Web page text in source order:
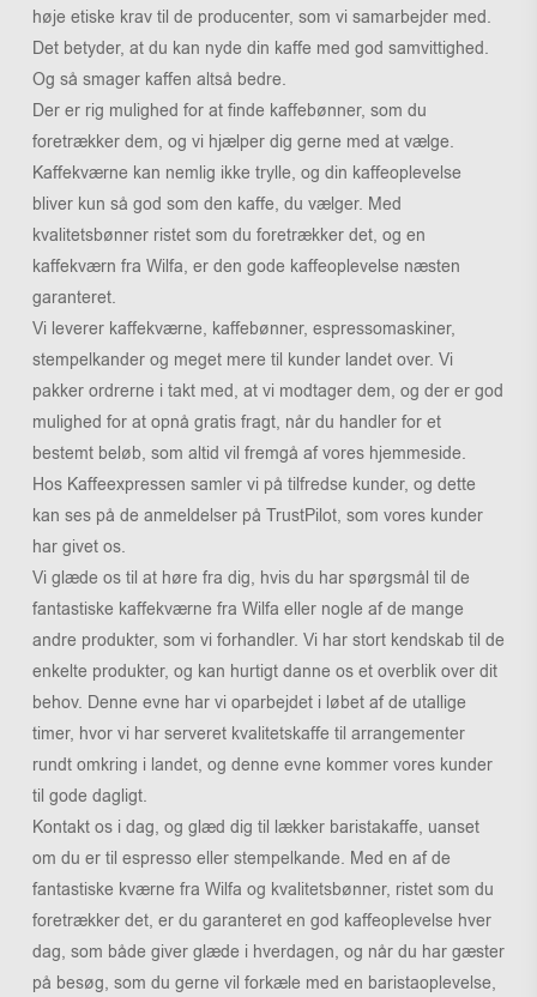
høje etiske krav til de producenter, som vi samarbejder med.
Det betyder, at du kan nyde din kaffe med god samvittighed.
Og så smager kaffen altså bedre.
Der er rig mulighed for at finde kaffebønner, som du
foretrækker dem, og vi hjælper dig gerne med at vælge.
Kaffekværne kan nemlig ikke trylle, og din kaffeoplevelse
bliver kun så god som den kaffe, du vælger. Med
kvalitetsbønner ristet som du foretrækker det, og en
kaffekværn fra Wilfa, er den gode kaffeoplevelse næsten
garanteret.
Vi leverer kaffekværne, kaffebønner, espressomaskiner,
stempelkander og meget mere til kunder landet over. Vi
pakker ordrerne i takt med, at vi modtager dem, og der er god
mulighed for at opnå gratis fragt, når du handler for et
bestemt beløb, som altid vil fremgå af vores hjemmeside.
Hos Kaffeexpressen samler vi på tilfredse kunder, og dette
kan ses på de anmeldelser på TrustPilot, som vores kunder
har givet os.
Vi glæde os til at høre fra dig, hvis du har spørgsmål til de
fantastiske kaffekværne fra Wilfa eller nogle af de mange
andre produkter, som vi forhandler. Vi har stort kendskab til de
enkelte produkter, og kan hurtigt danne os et overblik over dit
behov. Denne evne har vi oparbejdet i løbet af de utallige
timer, hvor vi har serveret kvalitetskaffe til arrangementer
rundt omkring i landet, og denne evne kommer vores kunder
til gode dagligt.
Kontakt os i dag, og glæd dig til lækker baristakaffe, uanset
om du er til espresso eller stempelkande. Med en af de
fantastiske kværne fra Wilfa og kvalitetsbønner, ristet som du
foretrækker det, er du garanteret en god kaffeoplevelse hver
dag, som både giver glæde i hverdagen, og når du har gæster
på besøg, som du gerne vil forkæle med en baristaoplevelse,